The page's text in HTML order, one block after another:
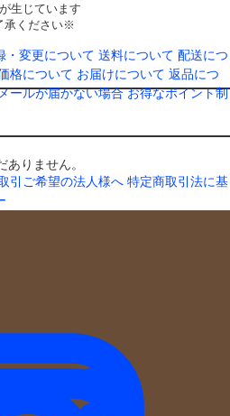
・変更について 送料について 配送につ
格について お届けについて 返品につ
ールが届かない場合 お得なポイント制
引ご希望の法人様へ 特定商取引法に基
生じています
承ください※
りません。